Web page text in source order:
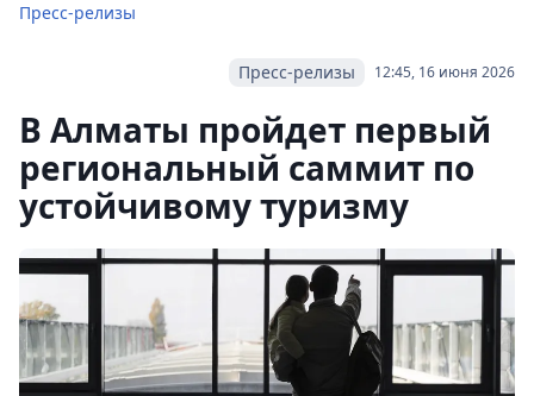
Пресс-релизы
12:45, 16 июня 2026
Пресс-релизы
В Алматы пройдет первый
региональный саммит по
устойчивому туризму